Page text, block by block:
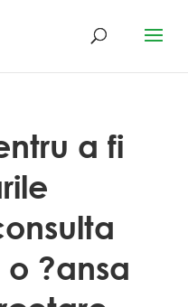
a fi
?ansa